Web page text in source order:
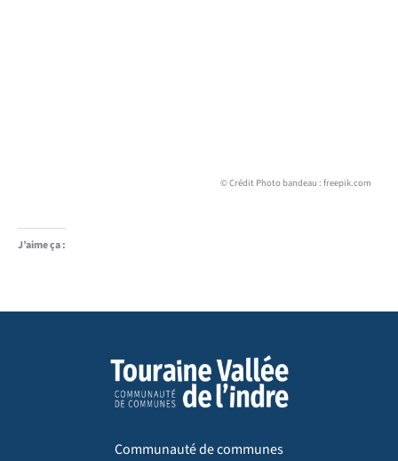
© Crédit Photo bandeau : freepik.com
J’aime ça :
Communauté de communes